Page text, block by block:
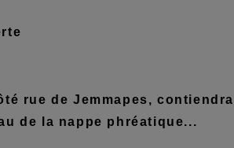
rue de Jemmapes,
de la nappe phréatique...